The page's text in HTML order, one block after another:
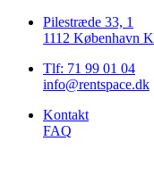
Pilestræde 33, 1
1112 København K
Tlf: 71 99 01 04
info@rentspace.dk
Kontakt
FAQ